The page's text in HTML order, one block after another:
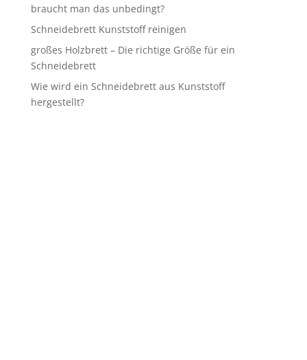
braucht man das unbedingt?
Schneidebrett Kunststoff reinigen
großes Holzbrett – Die richtige Größe für ein
Schneidebrett
Wie wird ein Schneidebrett aus Kunststoff
hergestellt?